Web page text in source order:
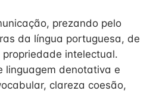
prezando pelo
da língua portuguesa, de
intelectual.
linguagem denotativa e
clareza coesão,